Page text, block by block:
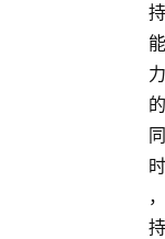
持
能
力
的
同
时
，
持